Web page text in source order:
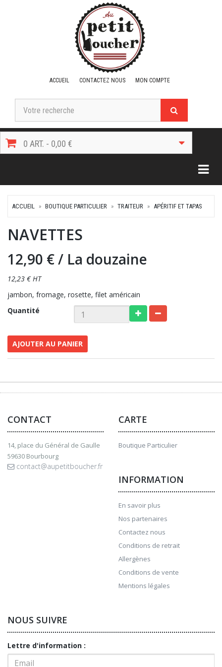
ACCUEIL CONTACTEZ NOUS MON COMPTE
0 ART. - 0,00 €
ACCUEIL BOUTIQUE PARTICULIER TRAITEUR APÉRITIF ET TAPAS
NAVETTES
12,90 €/ La douzaine
12,23 € HT
jambon, fromage, rosette, filet américain
Quantité
AJOUTER AU PANIER
CONTACT
14, place du Général de Gaulle
59630 Bourbourg
contact@aupetitboucher.fr
CARTE
Boutique Particulier
INFORMATION
En savoir plus
Nos partenaires
Contactez nous
Conditions de retrait
Allergènes
Conditions de vente
Mentions légales
NOUS SUIVRE
Lettre d'information :